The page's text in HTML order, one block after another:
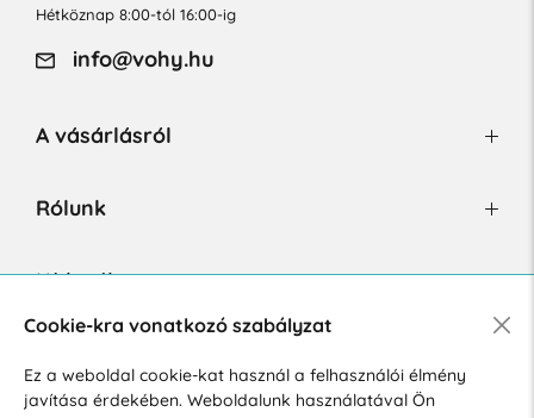
Hétköznap 8:00-tól 16:00-ig
info@vohy.hu
A vásárlásról
Rólunk
Hírlevél
Hozzájárulok a személyes adatok marketing célú kezeléséhez.
Személyes adatok védelmére vonatkozó szabályzat.
Cookie-kra vonatkozó szabályzat
Ez a weboldal cookie-kat használ a felhasználói élmény
javítása érdekében. Weboldalunk használatával Ön